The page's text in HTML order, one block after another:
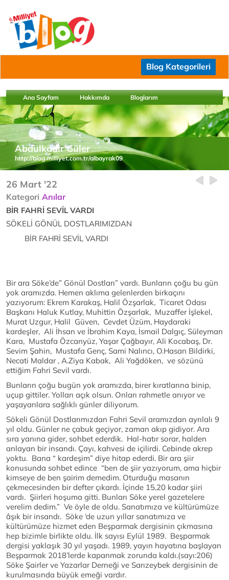
Blog Kategorileri
Ana Sayfam Hakkımda Bloglarım
Abdülkadir Güler
http://blog.milliyet.com.tr/albayrak09
26 Mart '22
Kategori Anılar
BİR FAHRİ SEVİL VARDI
SÖKELİ GÖNÜL DOSTLARIMIZDAN
BİR FAHRİ SEVİL VARDI
Bir ara Söke’de” Gönül Dostları” vardı. Bunların çoğu bu gün
yok aramızda. Hemen aklıma gelenlerden birkaçını
yazıyorum: Ekrem Karakaş, Halil Özşarlak, Ticaret Odası
Başkanı Haluk Kutlay, Muhittin Özşarlak, Muzaffer İşlekel,
Murat Uzgur, Halil Güven, Cevdet Üzüm, Haydaraki
kardeşler, Ali İhsan ve İbrahim Kaya, İsmail Dalgıç, Süleyman
Kara, Mustafa Özcanyüz, Yaşar Çağbayır, Ali Kocabaş, Dr.
Sevim Şahin, Mustafa Genç, Sami Nalıncı, O.Hasan Bildirki,
Necati Maldar , A.Ziya Kabak, Ali Yağdöken, ve sözünü
ettiğim Fahri Sevil vardı.
Bunların çoğu bugün yok aramızda, birer kıratlarına binip,
uçup gittiler. Yolları açık olsun. Onları rahmetle anıyor ve
yaşayanlara sağlıklı günler diliyorum.
Sökeli Gönül Dostlarımızdan Fahri Sevil aramızdan ayrılalı 9
yıl oldu. Günler ne çabuk geçiyor, zaman akıp gidiyor. Ara
sıra yanına gider, sohbet ederdik. Hal-hatır sorar, halden
anlayan bir insandı. Çayı, kahvesi de içilirdi. Cebinde akrep
yoktu. Bana “ kardeşim” diye hitap ederdi. Bir ara şiir
konusunda sohbet edince “ben de şiir yazıyorum, ama hiçbir
kimseye de ben şairim demedim. Oturduğu masanın
çekmecesinden bir defter çıkardı. İçinde 15,20 kadar şiiri
vardı. Şiirleri hoşuma gitti. Bunları Söke yerel gazetelere
verelim dedim.” Ve öyle de oldu. Sanatımıza ve kültürümüze
âşık bir insandı. Söke ‘de uzun yıllar sanatımıza ve
kültürümüze hizmet eden Beşparmak dergisinin çıkmasına
hep bizimle birlikte oldu. İlk sayısı Eylül 1989. Beşparmak
dergisi yaklaşık 30 yıl yaşadı. 1989, yayın hayatına başlayan
Beşparmak 2018’lerde kapanmak zorunda kaldı.(sayı:206)
Söke Şairler ve Yazarlar Derneği ve Sarızeybek dergisinin de
kurulmasında büyük emeği vardır.